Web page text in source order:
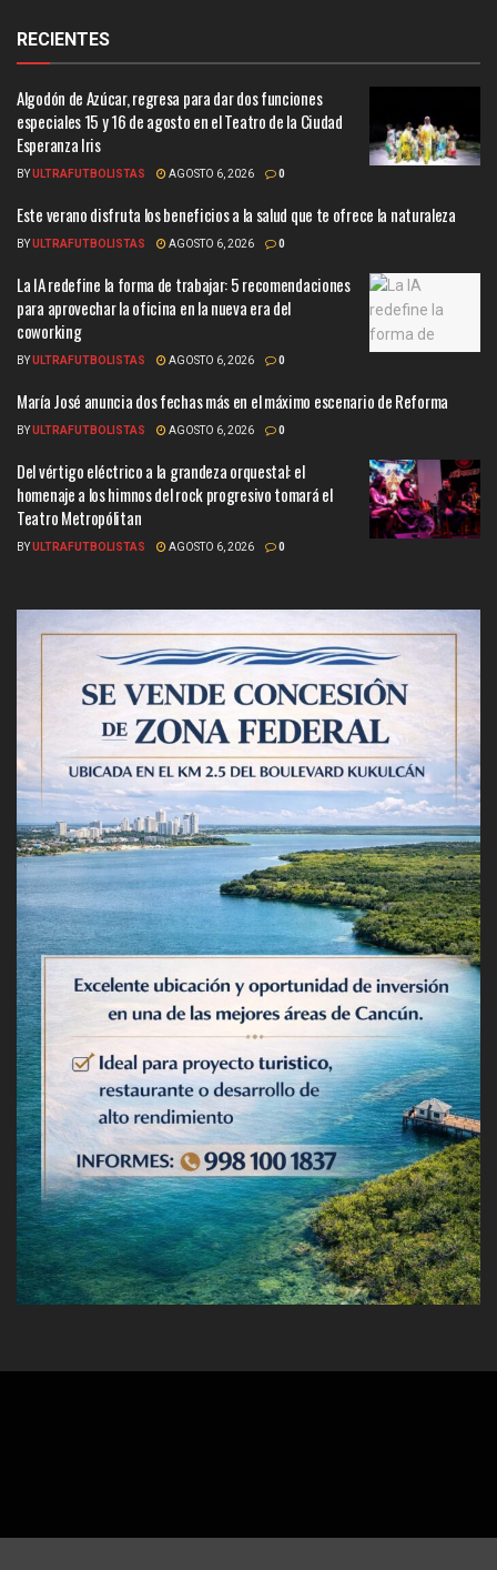
RECIENTES
Algodón de Azúcar, regresa para dar dos funciones
especiales 15 y 16 de agosto en el Teatro de la Ciudad
Esperanza Iris
BYULTRAFUTBOLISTAS AGOSTO 6, 2026 0
Este verano disfruta los beneficios a la salud que te ofrece la naturaleza
BYULTRAFUTBOLISTAS AGOSTO 6, 2026 0
La IA redefine la forma de trabajar: 5 recomendaciones
para aprovechar la oficina en la nueva era del
coworking
BYULTRAFUTBOLISTAS AGOSTO 6, 2026 0
María José anuncia dos fechas más en el máximo escenario de Reforma
BYULTRAFUTBOLISTAS AGOSTO 6, 2026 0
Del vértigo eléctrico a la grandeza orquestal: el
homenaje a los himnos del rock progresivo tomará el
Teatro Metropólitan
BYULTRAFUTBOLISTAS AGOSTO 6, 2026 0